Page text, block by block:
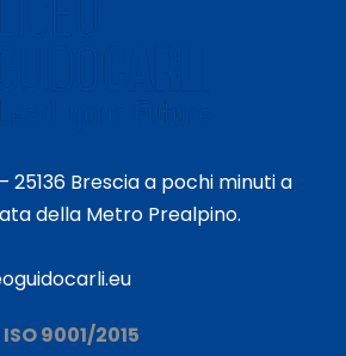
25136 Brescia a pochi minuti a
della Metro Prealpino.
9001/2015